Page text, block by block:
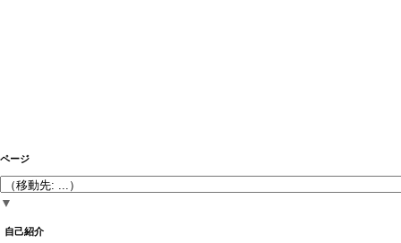
ページ
▼
自己紹介